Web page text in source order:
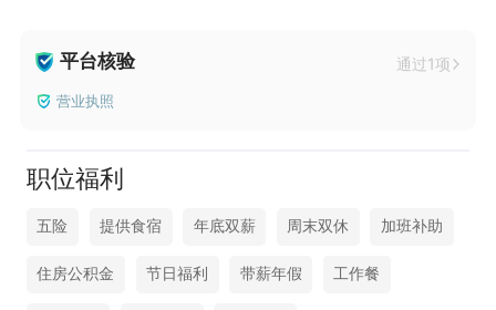
平台核验 通过1项
营业执照
职位福利
五险 提供食宿 年底双薪 周末双休 加班补助
住房公积金 节日福利 带薪年假 工作餐